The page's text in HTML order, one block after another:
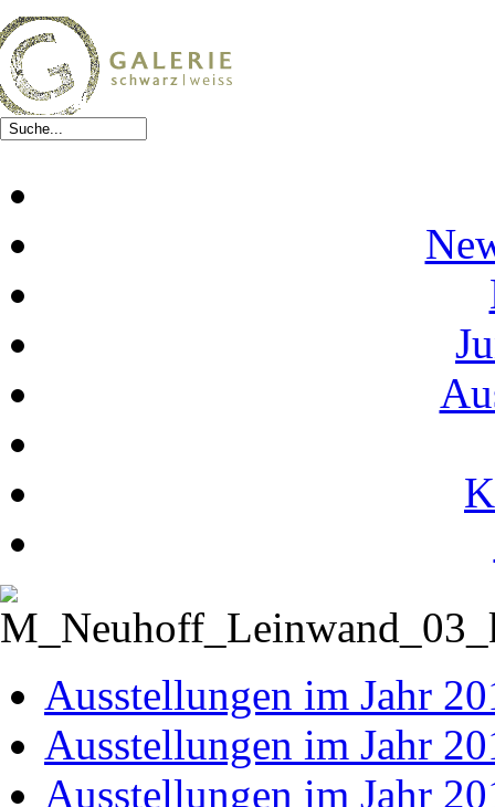
Ausstellungen im Jahr
Ausstellungen im Jahr
Ausstellungen im Jahr